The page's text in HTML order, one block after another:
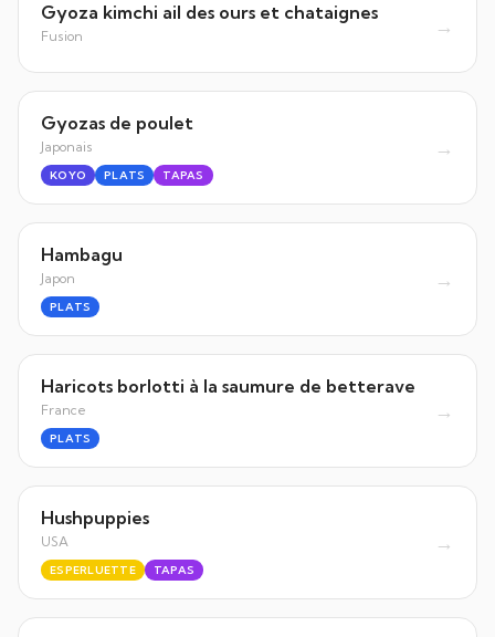
Gyoza kimchi ail des ours et chataignes
Fusion →
Gyozas de poulet
Japonais
KOYO PLATS TAPAS
→
Hambagu
Japon
PLATS
→
Haricots borlotti à la saumure de betterave
France
PLATS
→
Hushpuppies
USA
ESPERLUETTE TAPAS
→